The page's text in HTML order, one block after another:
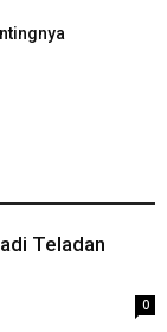
Teladan
0